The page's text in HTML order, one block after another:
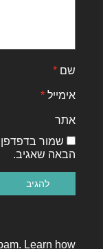
שם *
אימייל *
אתר
שמור
הבאה שאגיב.
Learn how